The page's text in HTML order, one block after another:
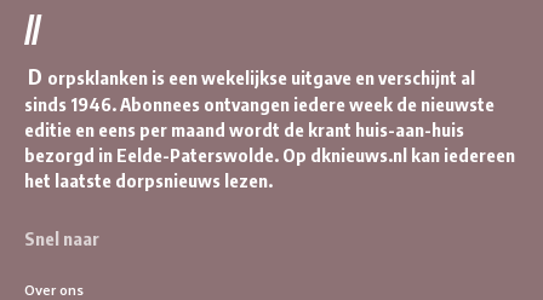
//
D orpsklanken is een wekelijkse uitgave en verschijnt al
sinds 1946. Abonnees ontvangen iedere week de nieuwste
editie en eens per maand wordt de krant huis-aan-huis
bezorgd in Eelde-Paterswolde. Op dknieuws.nl kan iedereen
het laatste dorpsnieuws lezen.
Snel naar
Over ons